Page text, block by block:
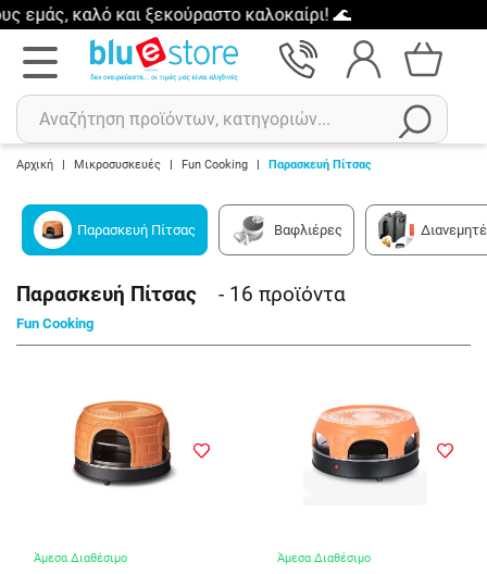
και ξεκούραστο καλοκαίρι! 🌊
Πρόσφατες αναζητήσεις :
Δεν έχετε πρόσφατες αναζητήσεις..
Αρχική | Μικροσυσκευές | Fun Cooking | Παρασκευή Πίτσας
Παρασκευή Πίτσας Βαφλιέρες
Παρασκευή Πίτσας - 16 προϊόντα
Fun Cooking
Άμεσα Διαθέσιμο Άμεσα Διαθέσιμο